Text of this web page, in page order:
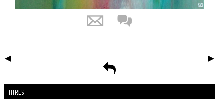
◀ ▶
TITRES